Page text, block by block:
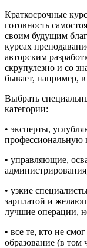
Краткосрочные
готовность
своим будущим
курсах
авторским
скрупулезно и со
бывает, например, в
Выбрать
категории:
• эксперты,
профессиональную
• управляющие,
• узкие
зарплатой и
лучшие операции,
• все те, кто не
образование (в том